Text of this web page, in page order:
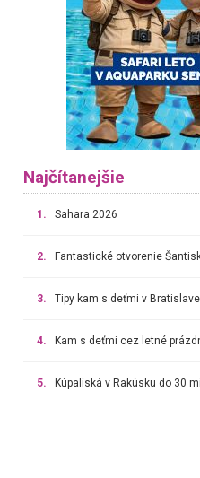
Najčítanejšie
1. Sahara 2026
2. Fantastické otvorenie
3. Tipy kam s deťmi v
4. Kam s deťmi cez letné
5. Kúpaliská v Rakúsku do 30